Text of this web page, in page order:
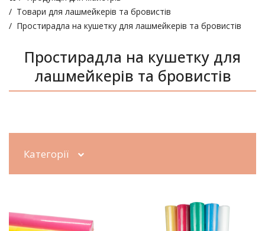
Товари для лашмейкерів та бровистів
Простирадла на кушетку для лашмейкерів та бровистів
Простирадла на кушетку для
лашмейкерів та бровистів
Категорії